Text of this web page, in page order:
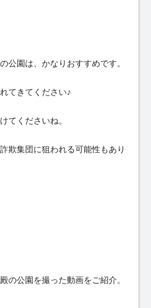
公園は、かなりおすすめです。
てきてください♪
てくださいね。
欺集団に狙われる可能性もあり
の公園を撮った動画をご紹介。